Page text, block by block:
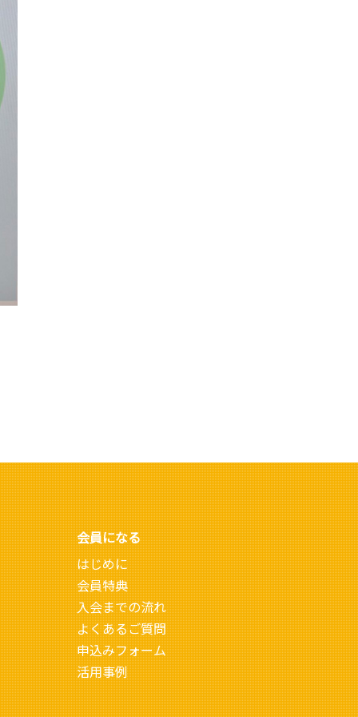
会員になる
はじめに
会員特典
入会までの流れ
よくあるご質問
申込みフォーム
活用事例